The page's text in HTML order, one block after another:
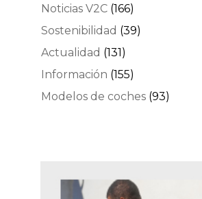
Noticias V2C (166)
Sostenibilidad (39)
Actualidad (131)
Información (155)
Modelos de coches (93)